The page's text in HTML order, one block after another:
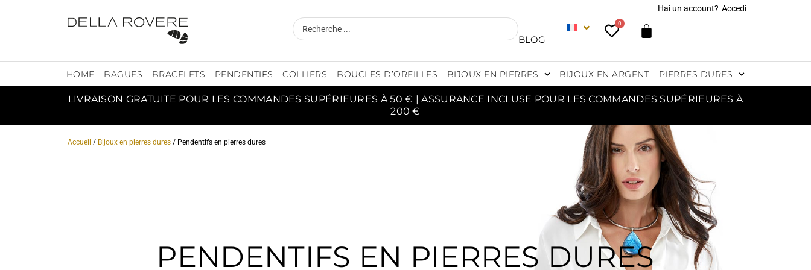
Hai un account? Accedi
BLOG
0
HOME BAGUES BRACELETS PENDENTIFS COLLIERS BOUCLES D’OREILLES BIJOUX EN PIERRES BIJOUX EN ARGENT PIERRES DURES
LIVRAISON GRATUITE POUR LES COMMANDES SUPÉRIEURES À 50 € | ASSURANCE INCLUSE POUR LES COMMANDES SUPÉRIEURES À
200 €
Accueil / Bijoux en pierres dures / Pendentifs en pierres dures
PENDENTIFS EN PIERRES DURES